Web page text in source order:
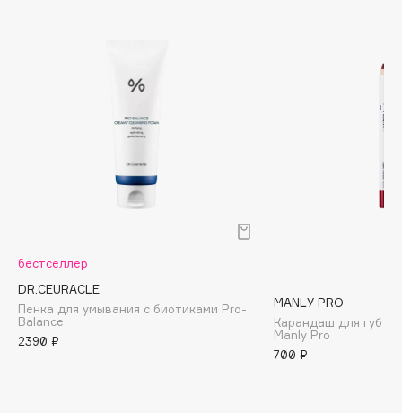
Boadicea The Victorious
Brunello Cucinelli
Bvlgari
by TERRY
BY WISHTREND
бестселлер
DR.CEURACLE
Пенка для умывания с биотиками Pro-
Balance
2390 ₽
MANLY PRO
Карандаш для губ
Manly Pro
700 ₽